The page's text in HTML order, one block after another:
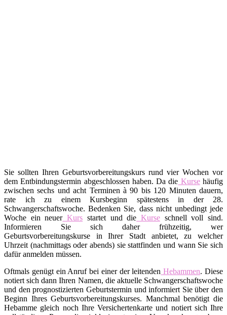
Sie sollten Ihren Geburtsvorbereitungskurs rund vier Wochen vor
dem Entbindungstermin abgeschlossen haben. Da die Kursehäufig
zwischen sechs und acht Terminen à 90 bis 120 Minuten dauern,
rate ich zu einem Kursbeginn spätestens in der 28.
Schwangerschaftswoche. Bedenken Sie, dass nicht unbedingt jede
Woche ein neuerKurs startet und die Kurseschnell voll sind.
Informieren Sie sich daher frühzeitig, wer
Geburtsvorbereitungskurse in Ihrer Stadt anbietet, zu welcher
Uhrzeit (nachmittags oder abends) sie stattfinden und wann Sie sich
dafür anmelden müssen.
Oftmals genügt ein Anruf bei einer der leitenden Hebammen. Diese
notiert sich dann Ihren Namen, die aktuelle Schwangerschaftswoche
und den prognostizierten Geburtstermin und informiert Sie über den
Beginn Ihres Geburtsvorbereitungskurses. Manchmal benötigt die
Hebamme gleich noch Ihre Versichertenkarte und notiert sich Ihre